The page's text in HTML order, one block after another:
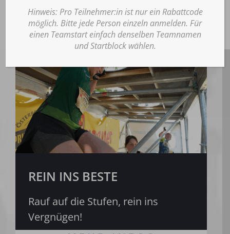
Einstellungen
REIN INS BESTE
Rauf auf die Stufen, rein ins
Vergnügen!
Hinweis: Pro Teilnehmer:in ist nur ein Rabattcode
möglich. Bitte jede Person einzeln anmelden. Für
einen Teamstart einfach denselben Teamnamen
und Startblock wählen.